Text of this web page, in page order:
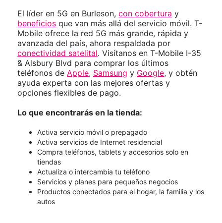
El líder en 5G en Burleson, con cobertura y
beneficios que van más allá del servicio móvil. T-
Mobile ofrece la red 5G más grande, rápida y
avanzada del país, ahora respaldada por
conectividad satelital. Visítanos en T-Mobile I-35
& Alsbury Blvd para comprar los últimos
teléfonos de Apple, Samsung y Google, y obtén
ayuda experta con las mejores ofertas y
opciones flexibles de pago.
Lo que encontrarás en la tienda:
Activa servicio móvil o prepagado
Activa servicios de Internet residencial
Compra teléfonos, tablets y accesorios solo en
tiendas
Actualiza o intercambia tu teléfono
Servicios y planes para pequeños negocios
Productos conectados para el hogar, la familia y los
autos